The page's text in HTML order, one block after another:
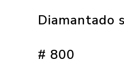
Diamantado
# 800